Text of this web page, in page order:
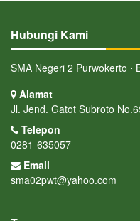
Hubungi Kami
SMA Negeri 2 Purwokerto ⋅
Alamat
Jl. Jend. Gatot Subroto
Telepon
0281-635057
Email
sma02pwt@yahoo.com